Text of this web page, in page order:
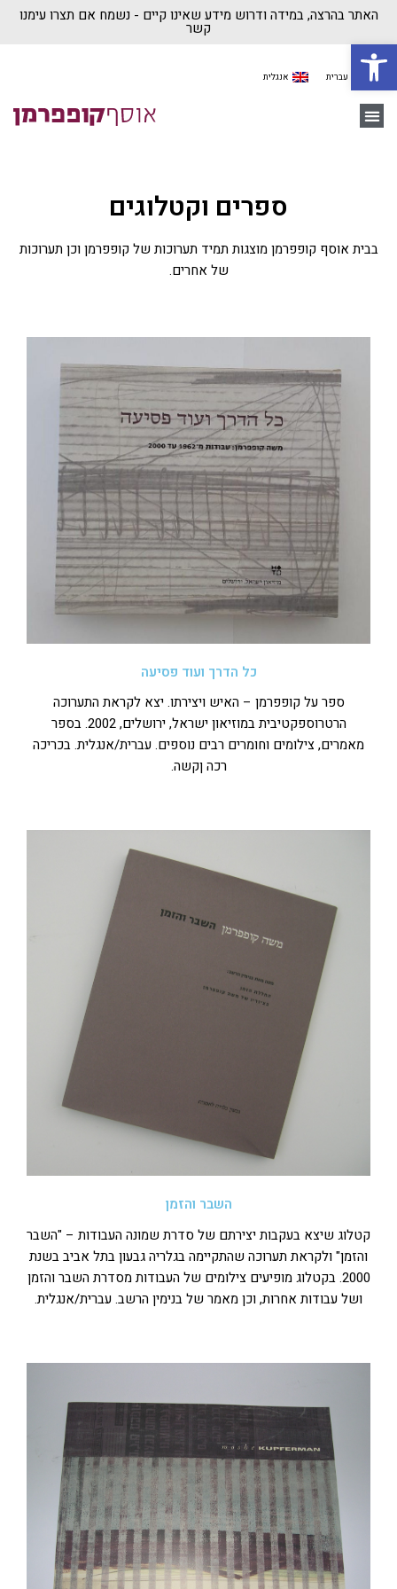
האתר בהרצה, במידה ודרוש מידע שאינו קיים - נשמח אם תצרו עימנו
קשר
עברית אנגלית
ספרים וקטלוגים
בבית אוסף קופפרמן מוצגות תמיד תערוכות של קופפרמן וכן תערוכות
של אחרים.
כל הדרך ועוד פסיעה
ספר על קופפרמן – האיש ויצירתו. יצא לקראת התערוכה
הרטרוספקטיבית במוזיאון ישראל, ירושלים, 2002. בספר
מאמרים, צילומים וחומרים רבים נוספים. עברית/אנגלית. בכריכה
רכה ןקשה.
השבר והזמן
קטלוג שיצא בעקבות יצירתם של סדרת שמונה העבודות – "השבר
והזמן" ולקראת תערוכה שהתקיימה בגלריה גבעון בתל אביב בשנת
2000. בקטלוג מופיעים צילומים של העבודות מסדרת השבר והזמן
ושל עבודות אחרות, וכן מאמר של בנימין הרשב. עברית/אנגלית.
פתח סרגל נגישות